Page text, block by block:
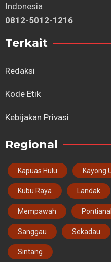
Indonesia
0812-5012-1216
Terkait
Redaksi
Kode Etik
Kebijakan Privasi
Regional
Kapuas Hulu Kayong
Kubu Raya Landak
Mempawah
Sanggau Sekadau
Sintang